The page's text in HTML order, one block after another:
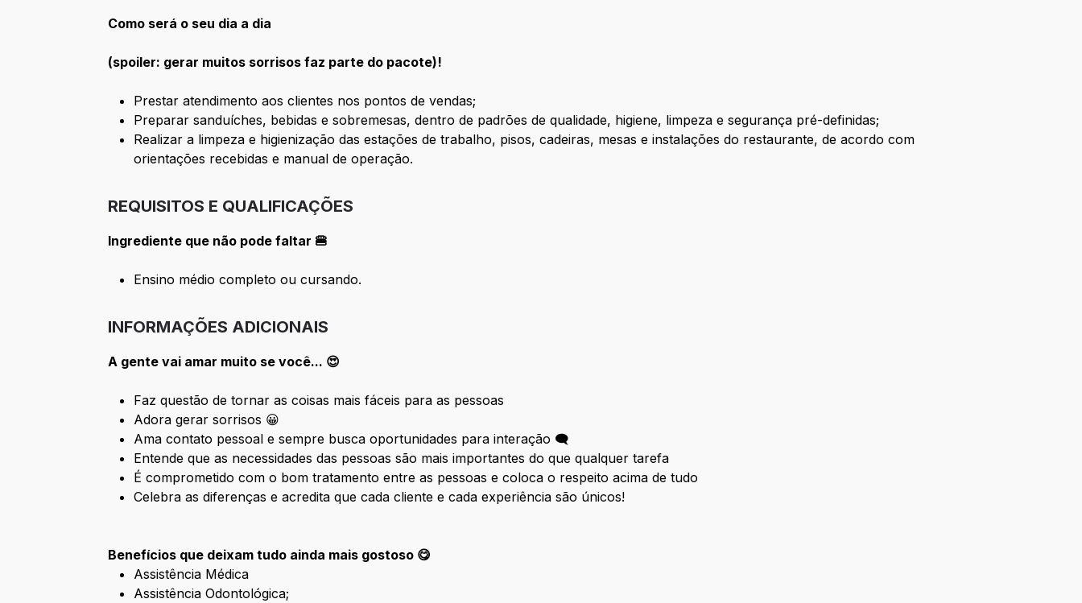
Como será o seu dia a dia
(spoiler: gerar muitos sorrisos faz parte do pacote)!
Prestar atendimento aos clientes nos pontos de vendas;
Preparar sanduíches, bebidas e sobremesas, dentro de padrões de qualidade, higiene, limpeza e segurança pré-definidas;
Realizar a limpeza e higienização das estações de trabalho, pisos, cadeiras, mesas e instalações do restaurante, de acordo com
orientações recebidas e manual de operação.
REQUISITOS E QUALIFICAÇÕES
Ingrediente que não pode faltar 🍔
Ensino médio completo ou cursando.
INFORMAÇÕES ADICIONAIS
A gente vai amar muito se você... 😍
Faz questão de tornar as coisas mais fáceis para as pessoas
Adora gerar sorrisos 😀
Ama contato pessoal e sempre busca oportunidades para interação 🗨
Entende que as necessidades das pessoas são mais importantes do que qualquer tarefa
É comprometido com o bom tratamento entre as pessoas e coloca o respeito acima de tudo
Celebra as diferenças e acredita que cada cliente e cada experiência são únicos!
Benefícios que deixam tudo ainda mais gostoso 😋
Assistência Médica
Assistência Odontológica;